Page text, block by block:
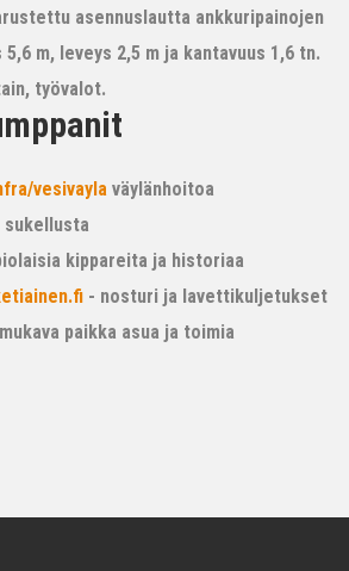
asennuslautta ankkuripainojen
m, leveys 2,5 m ja kantavuus 1,6 tn.
työvalot.
vesivayla väylänhoitoa
sukellusta
kippareita ja historiaa
- nosturi ja lavettikuljetukset
paikka asua ja toimia